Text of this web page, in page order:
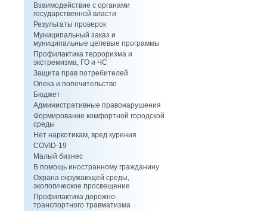
Взаимодействие с органами
государственной власти
Результаты проверок
Муниципальный заказ и
муниципальные целевые программы
Профилактика терроризма и
экстремизма, ГО и ЧС
Защита прав потребителей
Опека и попечительство
Бюджет
Административные правонарушения
Формирование комфортной городской
среды
Нет наркотикам, вред курения
COVID-19
Малый бизнес
В помощь иностранному гражданину
Охрана окружающей среды,
экологическое просвещение
Профилактика дорожно-
транспортного травматизма